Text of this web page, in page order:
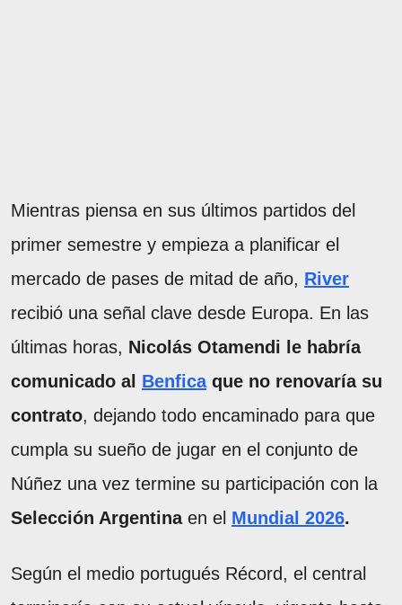
Mientras piensa en sus últimos partidos del
primer semestre y empieza a planificar el
mercado de pases de mitad de año, River
recibió una señal clave desde Europa. En las
últimas horas, Nicolás Otamendi le habría
comunicado al Benfica que no renovaría su
contrato, dejando todo encaminado para que
cumpla su sueño de jugar en el conjunto de
Núñez una vez termine su participación con la
Selección Argentinaen el Mundial 2026.
Según el medio portugués Récord, el central